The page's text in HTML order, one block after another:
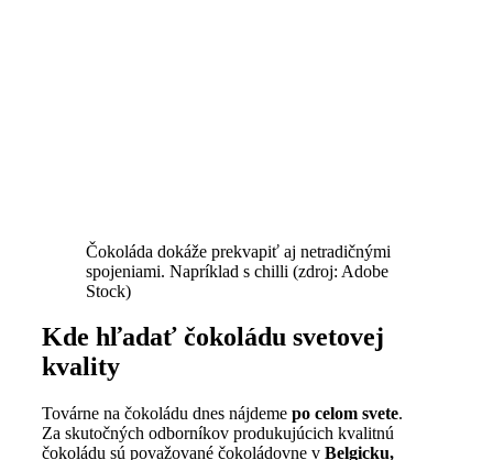
Čokoláda dokáže prekvapiť aj netradičnými
spojeniami. Napríklad s chilli (zdroj: Adobe
Stock)
Kde hľadať čokoládu svetovej
kvality
Továrne na čokoládu dnes nájdeme po celom svete.
Za skutočných odborníkov produkujúcich kvalitnú
čokoládu sú považované čokoládovne v Belgicku,